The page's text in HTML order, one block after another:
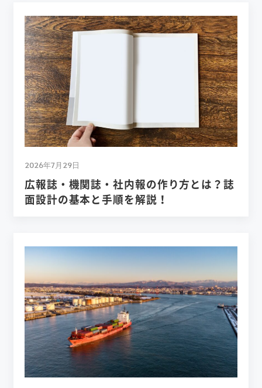
2026年7月29日
広報誌・機関誌・社内報の作り方とは？誌
面設計の基本と手順を解説！